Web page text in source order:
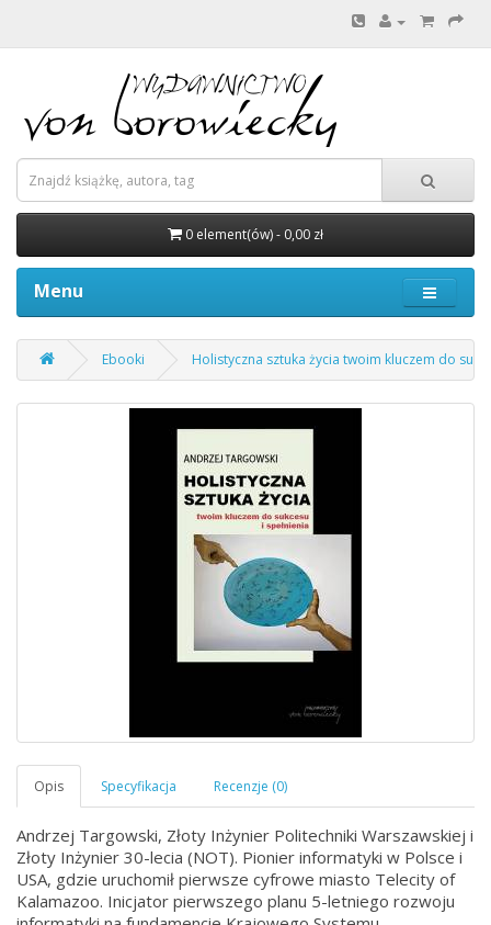
0 element(ów) - 0,00 zł
Menu
Ebooki Holistyczna sztuka życia twoim kluczem do
Andrzej Targowski, Złoty Inżynier Politechniki Warszawskiej i
Złoty Inżynier 30-lecia (NOT). Pionier informatyki w Polsce i
USA, gdzie uruchomił pierwsze cyfrowe miasto Telecity of
Kalamazoo. Inicjator pierwszego planu 5-letniego rozwoju